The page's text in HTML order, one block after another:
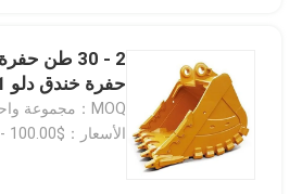
2 - 30 طن
حفرة خندق دلو ISO9001
MOQ：مجموعة واحدة
الأسعار：$100.00 - $2000.00/pieces